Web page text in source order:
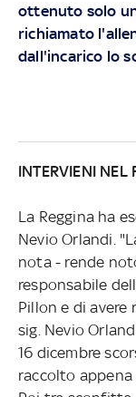
ottenuto solo
richiamato
dall'incarico lo
INTERVIENI NEL
La Reggina ha
Nevio Orlandi.
nota - rende
responsabile
Pillon e di avere
sig. Nevio
16 dicembre
raccolto